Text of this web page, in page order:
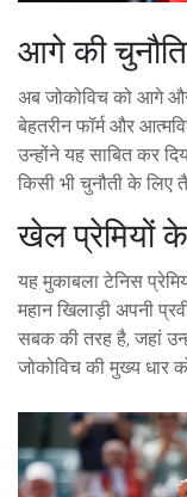
आगे की
अब जोकोविच को आगे
बेहतरीन फॉर्म और
उन्होंने यह साबित कर
किसी भी चुनौती के लिए
खेल प्रेमियों
यह मुकाबला टेनिस
महान खिलाड़ी अपनी
सबक की तरह है, जहां
जोकोविच की मुख्य धार